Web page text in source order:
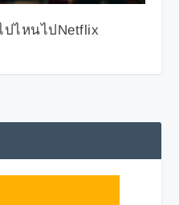
ปไหนไปNetflix